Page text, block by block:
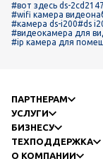
#вот здесь ds-
#wifi камера
#камера ds-i200#ds
#видеокамера для
#ip камера для
ПАРТНЕРАМ
УСЛУГИ
БИЗНЕСУ
ТЕХПОДДЕРЖКА
О КОМПАНИИ